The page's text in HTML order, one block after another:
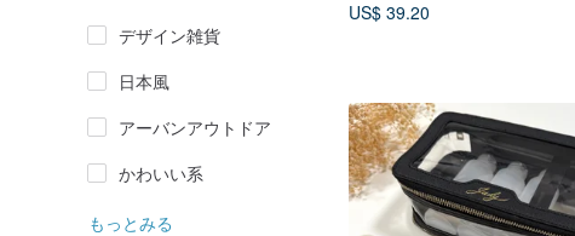
デザイン雑貨
日本風
アーバンアウトドア
かわいい系
もっとみる
US$ 39.20